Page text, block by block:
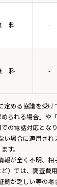
料 -
料 -
める協議を受け
られる場合」や
の電話対応となり
場合に適用され
す。
が全く不明、相
）では、調査費
が乏しい等の場